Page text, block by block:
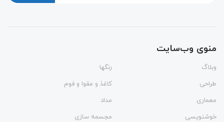
منوی وب‌سایت
وبلاگ
رنگها
طراحی
کاغذ و مقوا و فوم
معماری
مداد
خوشنویسی
مجسمه سازی